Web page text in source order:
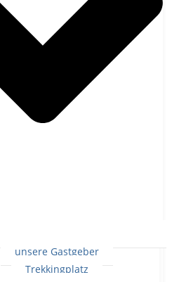
unsere Gastgeber
Trekkingplatz